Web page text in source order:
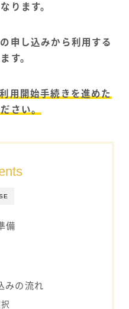
ります。
申し込みから利用する
す。
用開始手続きを進めた
さい。
備
みの流れ